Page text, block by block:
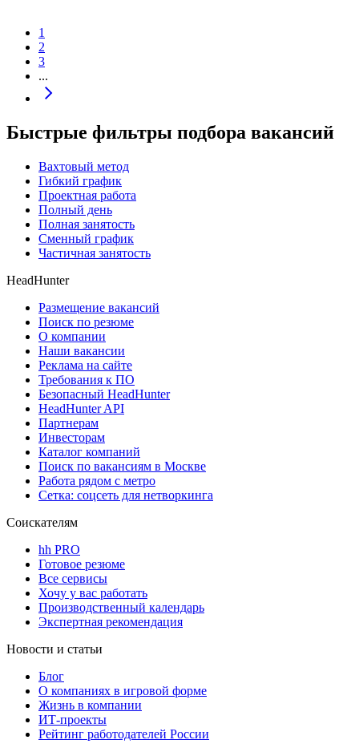
1
2
3
...
Быстрые фильтры подбора вакансий
Вахтовый метод
Гибкий график
Проектная работа
Полный день
Полная занятость
Сменный график
Частичная занятость
HeadHunter
Размещение вакансий
Поиск по резюме
О компании
Наши вакансии
Реклама на сайте
Требования к ПО
Безопасный HeadHunter
HeadHunter API
Партнерам
Инвесторам
Каталог компаний
Поиск по вакансиям в Москве
Работа рядом с метро
Сетка: соцсеть для нетворкинга
Соискателям
hh PRO
Готовое резюме
Все сервисы
Хочу у вас работать
Производственный календарь
Экспертная рекомендация
Новости и статьи
Блог
О компаниях в игровой форме
Жизнь в компании
ИТ-проекты
Рейтинг работодателей России